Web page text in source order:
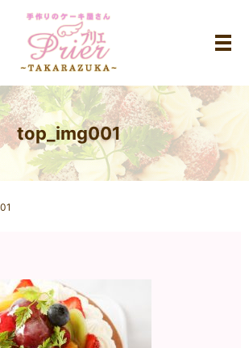
メ
top_img001